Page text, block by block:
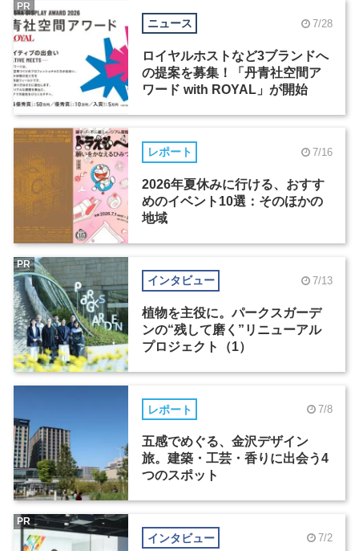
ニュース 7/28
ロイヤルホストなど3ブランドへ
の提案を募集！「丹青社空間ア
ワード with ROYAL」が開始
PR
レポート 7/16
2026年夏休みに行ける、おすす
めのイベント10選：そのほかの
地域
インタビュー 7/13
植物を主役に。パークスガーデ
ンの“残して磨く”リニューアル
プロジェクト（1）
PR
レポート 7/8
五感でめぐる、金沢デザイン
旅。建築・工芸・香りに出会う4
つのスポット
インタビュー 7/2
PR